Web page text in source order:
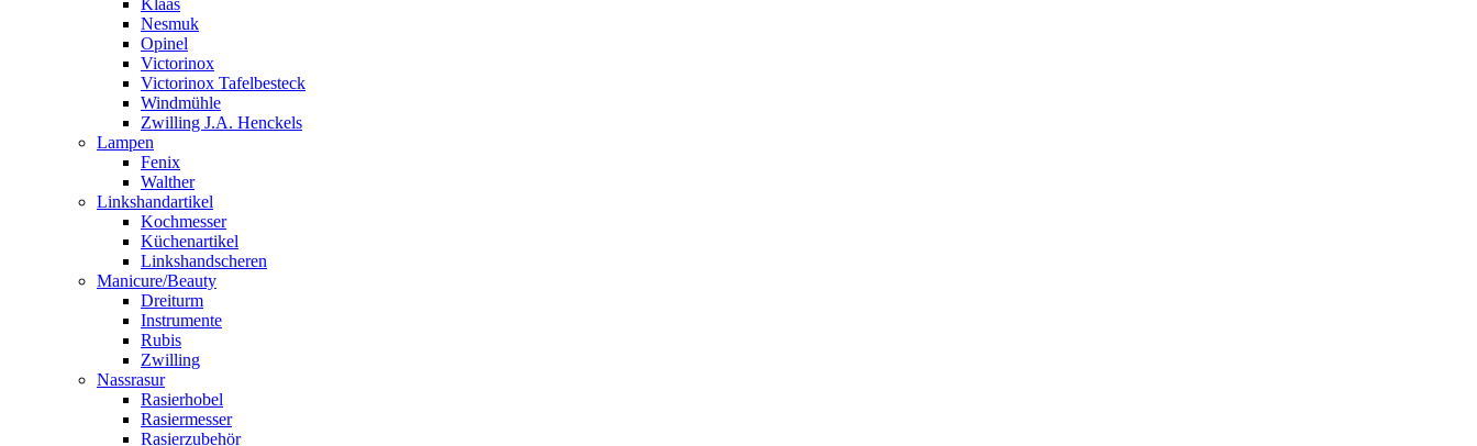
Klaas
Nesmuk
Opinel
Victorinox
Victorinox Tafelbesteck
Windmühle
Zwilling J.A. Henckels
Lampen
Fenix
Walther
Linkshandartikel
Kochmesser
Küchenartikel
Linkshandscheren
Manicure/Beauty
Dreiturm
Instrumente
Rubis
Zwilling
Nassrasur
Rasierhobel
Rasiermesser
Rasierzubehör